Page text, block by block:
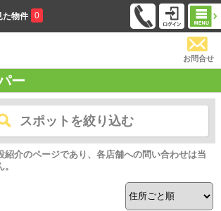
た物件 0
お問合せ
ー
スポットを絞り込む
介のページであり、各店舗への問い合わせは当